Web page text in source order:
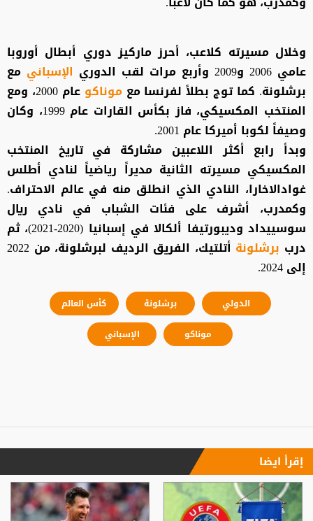
وخلال مسيرته كلاعب، أحرز ماركيز دوري أبطال أوروبا
عامي 2006 و2009 وأربع مرات لقب الدوري
الإسباني مع
برشلونة. كما توج بطلاً لفرنسا مع موناكو
عام 2000، ومع
المنتخب المكسيكي، فاز بكأس القارات عام 1999، وكان
وصيفاً لكوبا أميركا عام 2001.
وبدأ رابع أكثر اللاعبين مشاركة في تاريخ المنتخب
المكسيكي مسيرته الثانية مديراً رياضياً لنادي أطلس
غوادالاخارا، النادي الذي انطلق منه في عالم الاحتراف.
وكمدرب، أشرف على فئات الشباب في نادي ريال
سوسييداد وديبورتيفا ألكالا في إسبانيا (2020-2021)، ثم
درب برشلونة
أتلتيك، الفريق الرديف لبرشلونة، من 2022
إلى 2024.
الدولي برشلونة
كأس العالم
موناكو
الإسباني
إقرأ ايضا